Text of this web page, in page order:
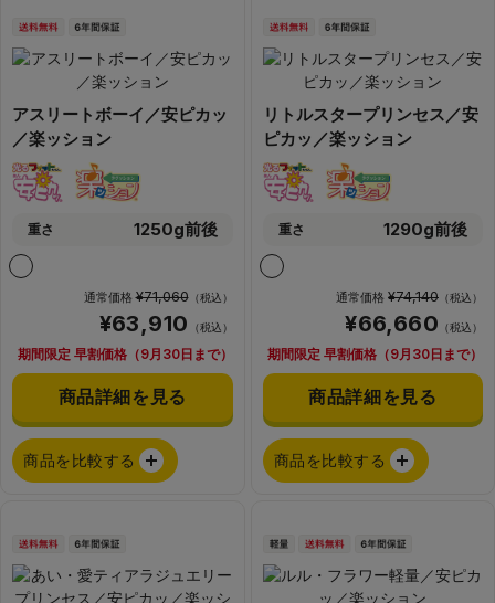
アスリートボーイ／安ピカッ
／楽ッション
重さ 1250g前後
通常価格¥71,060（税込）
¥63,910 （税込）
期間限定 早割価格（9月30日まで）
商品詳細を見る
商品を比較する
リトルスタープリンセス／安
ピカッ／楽ッション
重さ 1290g前後
通常価格 ¥74,140 （税込）
¥66,660 （税込）
期間限定 早割価格（9月30日まで）
商品詳細を見る
商品を比較する